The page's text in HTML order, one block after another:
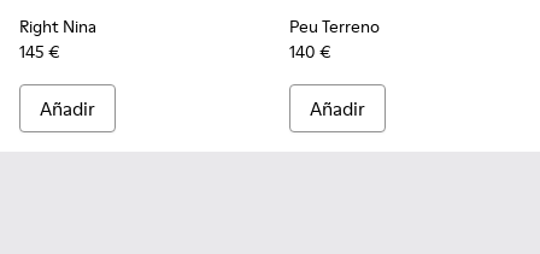
Right Nina
145 €
Añadir
Peu Terreno
140 €
Añadir